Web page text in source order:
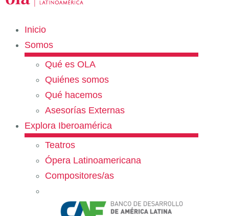
Inicio
Somos
Qué es OLA
Quiénes somos
Qué hacemos
Asesorías Externas
Explora Iberoamérica
Teatros
Ópera Latinoamericana
Compositores/as